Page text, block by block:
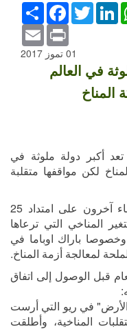
انشر
FacebookTwitterLinkedIn
Email Print
01 تموز 2017
في العالم
المناخ
تعد أكبر دولة ملوثة في
لكن مواقفها متقلبة
وحتى قبل دونالد ترامب، أوقف رؤساء آخرون على امتداد 25
المناخي التي ترعاها
باراك اوباما في
قبل الوصول إلى اتفاق
خلال "قمة الأرض" في ريو التي أرست
المناخية، وأطلقت